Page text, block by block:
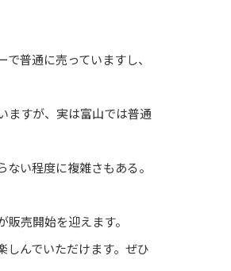
普通に売っていますし、
ますが、実は富山では普通
い程度に複雑さもある。
売開始を迎えます。
しんでいただけます。ぜひ